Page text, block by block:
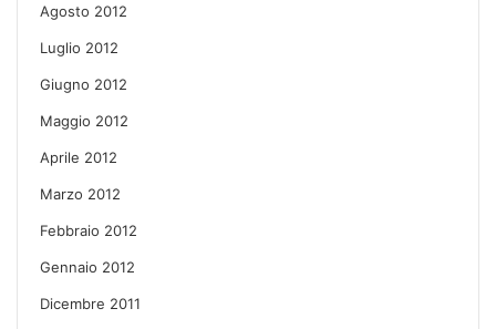
Agosto 2012
Luglio 2012
Giugno 2012
Maggio 2012
Aprile 2012
Marzo 2012
Febbraio 2012
Gennaio 2012
Dicembre 2011